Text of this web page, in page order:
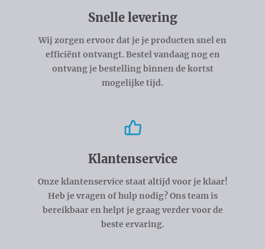
Snelle levering
Wij zorgen ervoor dat je je producten snel en
efficiënt ontvangt. Bestel vandaag nog en
ontvang je bestelling binnen de kortst
mogelijke tijd.
Klantenservice
Onze klantenservice staat altijd voor je klaar!
Heb je vragen of hulp nodig? Ons team is
bereikbaar en helpt je graag verder voor de
beste ervaring.